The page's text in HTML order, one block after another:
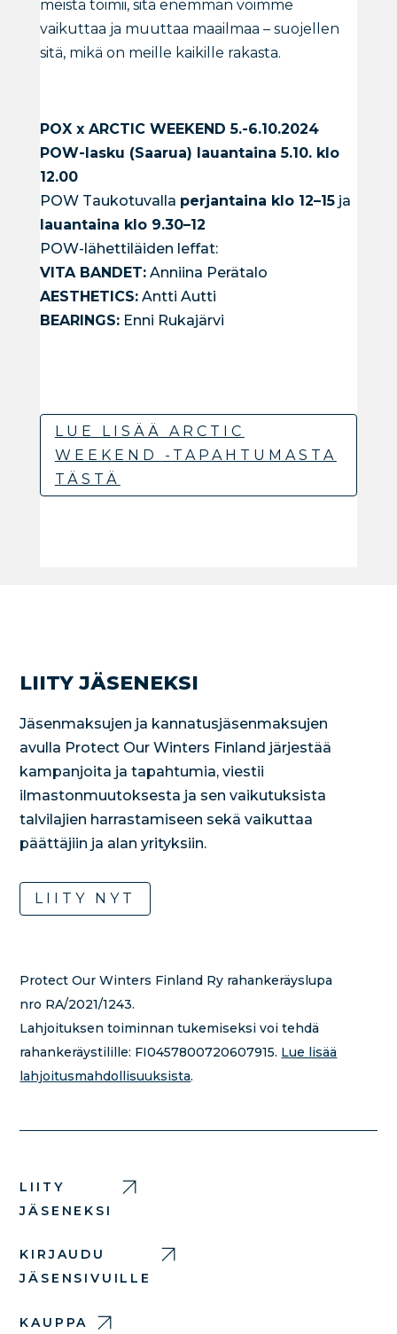
meistä toimii, sitä enemmän voimme
vaikuttaa ja muuttaa maailmaa – suojellen
sitä, mikä on meille kaikille rakasta.
POX x ARCTIC WEEKEND 5.-6.10.2024
POW-lasku (Saarua) lauantaina 5.10. klo
12.00
POW Taukotuvalla perjantaina klo 12–15ja
lauantaina klo 9.30–12
POW-lähettiläiden leffat:
VITA BANDET:Anniina Perätalo
AESTHETICS:Antti Autti
BEARINGS:Enni Rukajärvi
LUE LISÄÄ ARCTIC
WEEKEND -TAPAHTUMASTA
TÄSTÄ
LIITY JÄSENEKSI
Jäsenmaksujen ja kannatusjäsenmaksujen
avulla Protect Our Winters Finland järjestää
kampanjoita ja tapahtumia, viestii
ilmastonmuutoksesta ja sen vaikutuksista
talvilajien harrastamiseen sekä vaikuttaa
päättäjiin ja alan yrityksiin.
LIITY NYT
Protect Our Winters Finland Ry rahankeräyslupa
nro RA/2021/1243.
Lahjoituksen toiminnan tukemiseksi voi tehdä
rahankeräystilille: FI0457800720607915. Lue lisää
lahjoitusmahdollisuuksista.
LIITY
JÄSENEKSI
KIRJAUDU
JÄSENSIVUILLE
KAUPPA